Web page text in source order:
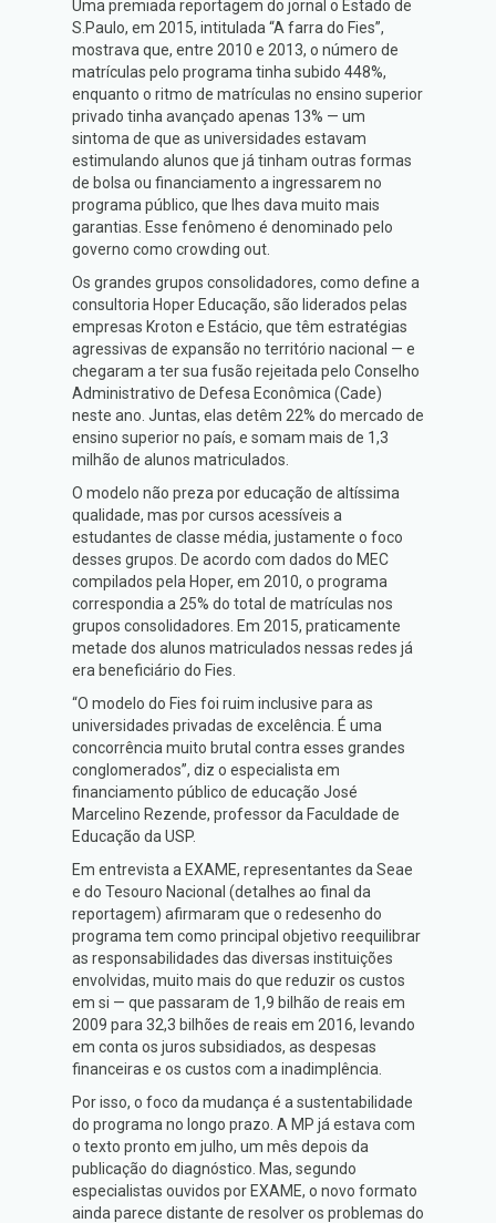
Uma premiada reportagem do jornal o Estado de
S.Paulo, em 2015, intitulada “A farra do Fies”,
mostrava que, entre 2010 e 2013, o número de
matrículas pelo programa tinha subido 448%,
enquanto o ritmo de matrículas no ensino superior
privado tinha avançado apenas 13% — um
sintoma de que as universidades estavam
estimulando alunos que já tinham outras formas
de bolsa ou financiamento a ingressarem no
programa público, que lhes dava muito mais
garantias. Esse fenômeno é denominado pelo
governo como crowding out.
Os grandes grupos consolidadores, como define a
consultoria Hoper Educação, são liderados pelas
empresas Kroton e Estácio, que têm estratégias
agressivas de expansão no território nacional — e
chegaram a ter sua fusão rejeitada pelo Conselho
Administrativo de Defesa Econômica (Cade)
neste ano. Juntas, elas detêm 22% do mercado de
ensino superior no país, e somam mais de 1,3
milhão de alunos matriculados.
O modelo não preza por educação de altíssima
qualidade, mas por cursos acessíveis a
estudantes de classe média, justamente o foco
desses grupos. De acordo com dados do MEC
compilados pela Hoper, em 2010, o programa
correspondia a 25% do total de matrículas nos
grupos consolidadores. Em 2015, praticamente
metade dos alunos matriculados nessas redes já
era beneficiário do Fies.
“O modelo do Fies foi ruim inclusive para as
universidades privadas de excelência. É uma
concorrência muito brutal contra esses grandes
conglomerados”, diz o especialista em
financiamento público de educação José
Marcelino Rezende, professor da Faculdade de
Educação da USP.
Em entrevista a EXAME, representantes da Seae
e do Tesouro Nacional (detalhes ao final da
reportagem) afirmaram que o redesenho do
programa tem como principal objetivo reequilibrar
as responsabilidades das diversas instituições
envolvidas, muito mais do que reduzir os custos
em si — que passaram de 1,9 bilhão de reais em
2009 para 32,3 bilhões de reais em 2016, levando
em conta os juros subsidiados, as despesas
financeiras e os custos com a inadimplência.
Por isso, o foco da mudança é a sustentabilidade
do programa no longo prazo. A MP já estava com
o texto pronto em julho, um mês depois da
publicação do diagnóstico. Mas, segundo
especialistas ouvidos por EXAME, o novo formato
ainda parece distante de resolver os problemas do